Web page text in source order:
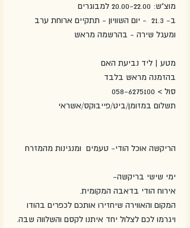
מוצ"ש: 20.00-22.00 למבוגרים
ב- 21.3  - יום השוויון - תתקיים ארוחת ערב
ומעגל שירה - בהרשמה מראש
מטע | ליד נביעת האם
בהזמנה מראש בלבד
סול > 058-6275100
תשלום במזומן/ביט/פייבוקס/אשראי
הריקשה אוכל הודי- טעמים  ומנגינות מהמזרח
ימי שישי בריקשה-
אירוח הודי בדאבה המקומית.
המקום והאווירה שיחזירו אותכם לכפרים בהודו
ויגרמו לכם לצלול יחד איתנו לקסם והשלווה שבה.